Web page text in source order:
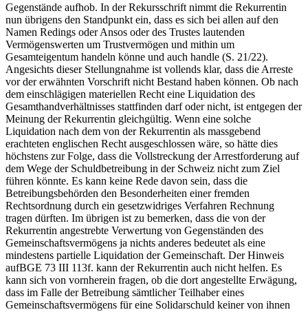
Gegenstände aufhob. In der Rekursschrift nimmt die Rekurrentin
nun übrigens den Standpunkt ein, dass es sich bei allen auf den
Namen Redings oder Ansos oder des Trustes lautenden
Vermögenswerten um Trustvermögen und mithin um
Gesamteigentum handeln könne und auch handle (S. 21/22).
Angesichts dieser Stellungnahme ist vollends klar, dass die Arreste
vor der erwähnten Vorschrift nicht Bestand haben können. Ob nach
dem einschlägigen materiellen Recht eine Liquidation des
Gesamthandverhältnisses stattfinden darf oder nicht, ist entgegen der
Meinung der Rekurrentin gleichgültig. Wenn eine solche
Liquidation nach dem von der Rekurrentin als massgebend
erachteten englischen Recht ausgeschlossen wäre, so hätte dies
höchstens zur Folge, dass die Vollstreckung der Arrestforderung auf
dem Wege der Schuldbetreibung in der Schweiz nicht zum Ziel
führen könnte. Es kann keine Rede davon sein, dass die
Betreibungsbehörden den Besonderheiten einer fremden
Rechtsordnung durch ein gesetzwidriges Verfahren Rechnung
tragen dürften. Im übrigen ist zu bemerken, dass die von der
Rekurrentin angestrebte Verwertung von Gegenständen des
Gemeinschaftsvermögens ja nichts anderes bedeutet als eine
mindestens partielle Liquidation der Gemeinschaft. Der Hinweis
aufBGE 73 III 113f. kann der Rekurrentin auch nicht helfen. Es
kann sich von vornherein fragen, ob die dort angestellte Erwägung,
dass im Falle der Betreibung sämtlicher Teilhaber eines
Gemeinschaftsvermögens für eine Solidarschuld keiner von ihnen